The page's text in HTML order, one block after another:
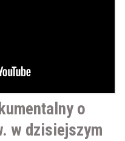
o
w dzisiejszym